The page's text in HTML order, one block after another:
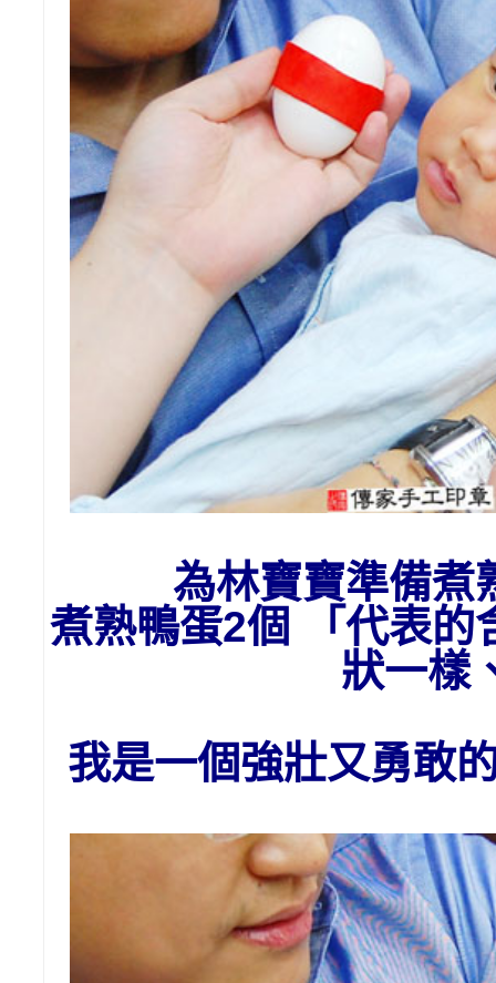
為林寶寶準備煮
煮熟鴨蛋2個 「代表的
狀一樣
我是一個強壯又勇敢